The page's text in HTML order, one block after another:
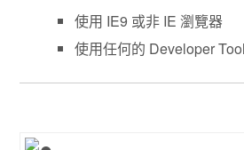
使用 IE9 或非 IE 瀏覽器
使用任何的 Developer